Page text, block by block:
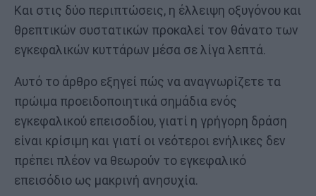
Και στις δύο περιπτώσεις, η έλλειψη οξυγόνου και
θρεπτικών συστατικών προκαλεί τον θάνατο των
εγκεφαλικών κυττάρων μέσα σε λίγα λεπτά.
Αυτό το άρθρο εξηγεί πώς να αναγνωρίζετε τα
πρώιμα προειδοποιητικά σημάδια ενός
εγκεφαλικού επεισοδίου, γιατί η γρήγορη δράση
είναι κρίσιμη και γιατί οι νεότεροι ενήλικες δεν
πρέπει πλέον να θεωρούν το εγκεφαλικό
επεισόδιο ως μακρινή ανησυχία.